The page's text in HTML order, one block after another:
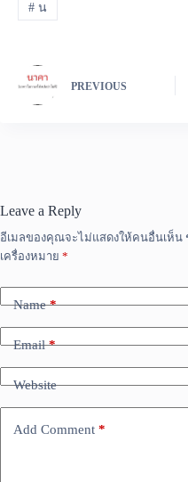
#น
PREVIOUS
Leave a Reply
อีเมลของคุณจะไม่แสดงให้คนอื่นเห็น
เครื่องหมาย *
Name*
Email*
Website
Add Comment *